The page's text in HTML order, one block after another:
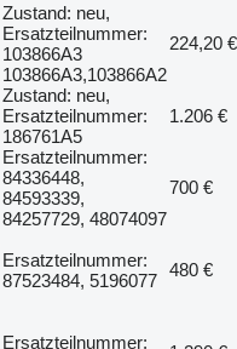
Zustand: neu,
Ersatzteilnummer:
103866A3
103866A3,103866A2
224,20 €
Zustand: neu,
Ersatzteilnummer:
186761A5
1.206 €
Ersatzteilnummer:
84336448,
84593339,
84257729, 48074097
700 €
Ersatzteilnummer:
87523484, 5196077
480 €
Ersatzteilnummer: